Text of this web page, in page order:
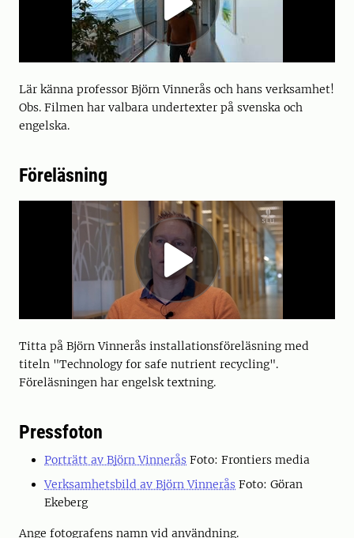
Lär känna professor Björn Vinnerås och hans verksamhet!
Obs. Filmen har valbara undertexter på svenska och
engelska.
Föreläsning
Titta på Björn Vinnerås installationsföreläsning med
titeln "Technology for safe nutrient recycling".
Föreläsningen har engelsk textning.
Pressfoton
Porträtt av Björn Vinnerås Foto: Frontiers media
Verksamhetsbild av Björn Vinnerås Foto: Göran
Ekeberg
Ange fotografens namn vid användning.